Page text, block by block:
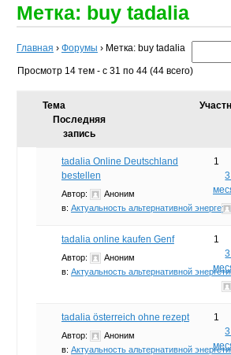
Метка: buy tadalia
Главная › Форумы › Метка: buy tadalia
Просмотр 14 тем - с 31 по 44 (44 всего)
Тема
Последняя
запись
tadalia Online Deutschland
bestellen
Автор:
Аноним
в: Актуальность альтернативной
1
tadalia online kaufen Genf
Автор:
Аноним
в: Актуальность альтернативной
1
tadalia österreich ohne rezept
Автор:
Аноним
в: Актуальность альтернативной
1